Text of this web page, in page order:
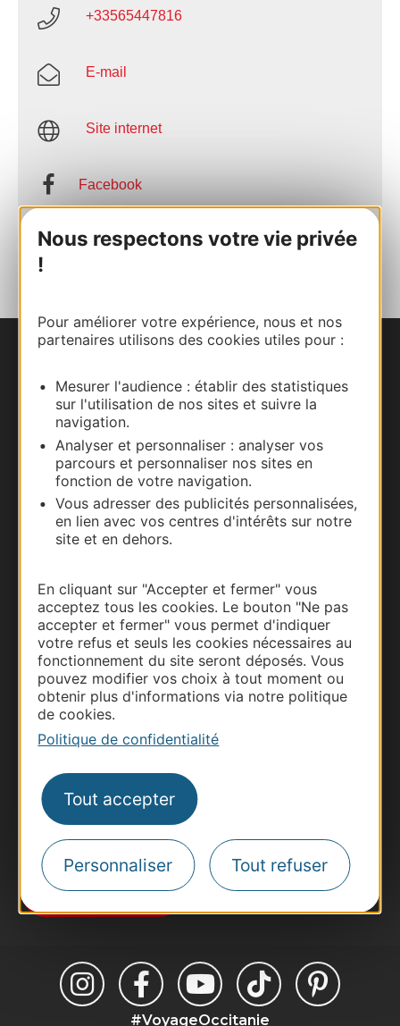
Nous respectons votre vie privée
!
Pour améliorer votre expérience, nous et nos
partenaires utilisons des cookies utiles pour :
Mesurer l'audience : établir des statistiques
sur l'utilisation de nos sites et suivre la
navigation.
Analyser et personnaliser : analyser vos
parcours et personnaliser nos sites en
fonction de votre navigation.
Vous adresser des publicités personnalisées,
en lien avec vos centres d'intérêts sur notre
site et en dehors.
En cliquant sur "Accepter et fermer" vous
acceptez tous les cookies. Le bouton "Ne pas
accepter et fermer" vous permet d'indiquer
votre refus et seuls les cookies nécessaires au
fonctionnement du site seront déposés. Vous
pouvez modifier vos choix à tout moment ou
obtenir plus d'informations via notre politique
de cookies.
Politique de confidentialité
Tout accepter
Personnaliser Tout refuser
+33565447816
E-mail
Site internet
Facebook
AJOUTER
AU CARNET
Carte interactive
Documentation
Thermalisme
Business/Mice
Pros d'Occitanie
Site presse et d'influence
Voyagistes
Destination Sport
Inscrivez-vous à la lettre d'information
Destination Occitanie pour recevoir des
suggestions de séjours, de visites et de sorties.
Je m'abonne
#VoyageOccitanie